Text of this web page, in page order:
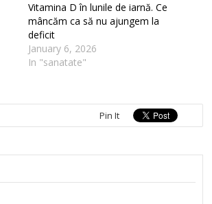
Vitamina D în lunile de iarnă. Ce
mâncăm ca să nu ajungem la
deficit
January 6, 2026
In "sanatate"
Pin It